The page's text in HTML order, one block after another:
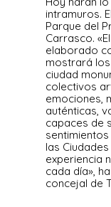
intramuros.
Parque del
Carrasco.
elaborado
mostrará
ciudad
colectivos
emociones,
auténticas,
capaces de
las
experiencia
cada día»,
concejal de